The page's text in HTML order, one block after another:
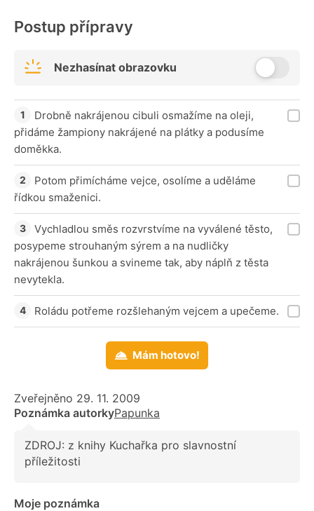
Postup přípravy
Nezhasínat obrazovku
Drobně nakrájenou cibuli osmažíme na oleji,
přidáme žampiony nakrájené na plátky a podusíme
doměkka.
Potom přimícháme vejce, osolíme a uděláme
řídkou smaženici.
Vychladlou směs rozvrstvíme na vyválené těsto,
posypeme strouhaným sýrem a na nudličky
nakrájenou šunkou a svineme tak, aby náplň z těsta
nevytekla.
Roládu potřeme rozšlehaným vejcem a upečeme.
Mám hotovo!
Zveřejněno 29. 11. 2009
Poznámka autorkyPapunka
ZDROJ: z knihy Kuchařka pro slavnostní
příležitosti
Moje poznámka